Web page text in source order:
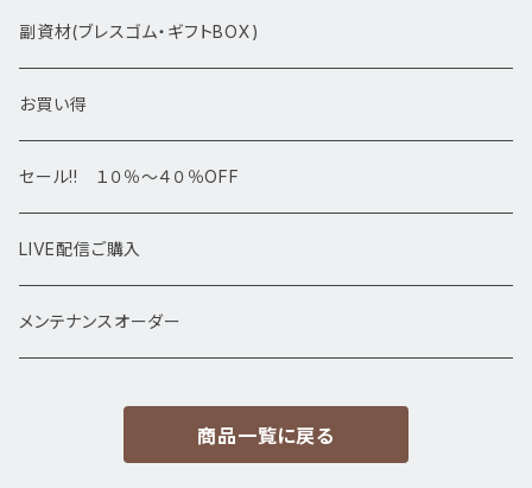
アマビエシリーズ
デザインブレス
高級・高品質ブレスレット
サイズ
13㎜以上
浄化さざれ石
ポイント・タワー・タンブル
スフィア 丸玉
置物
原石・クラスター
副資材(ブレスゴム・ギフトBOX)
お買い得
セール!! １０％～４０％OFF
LIVE配信ご購入
メンテナンスオーダー
商品一覧に戻る